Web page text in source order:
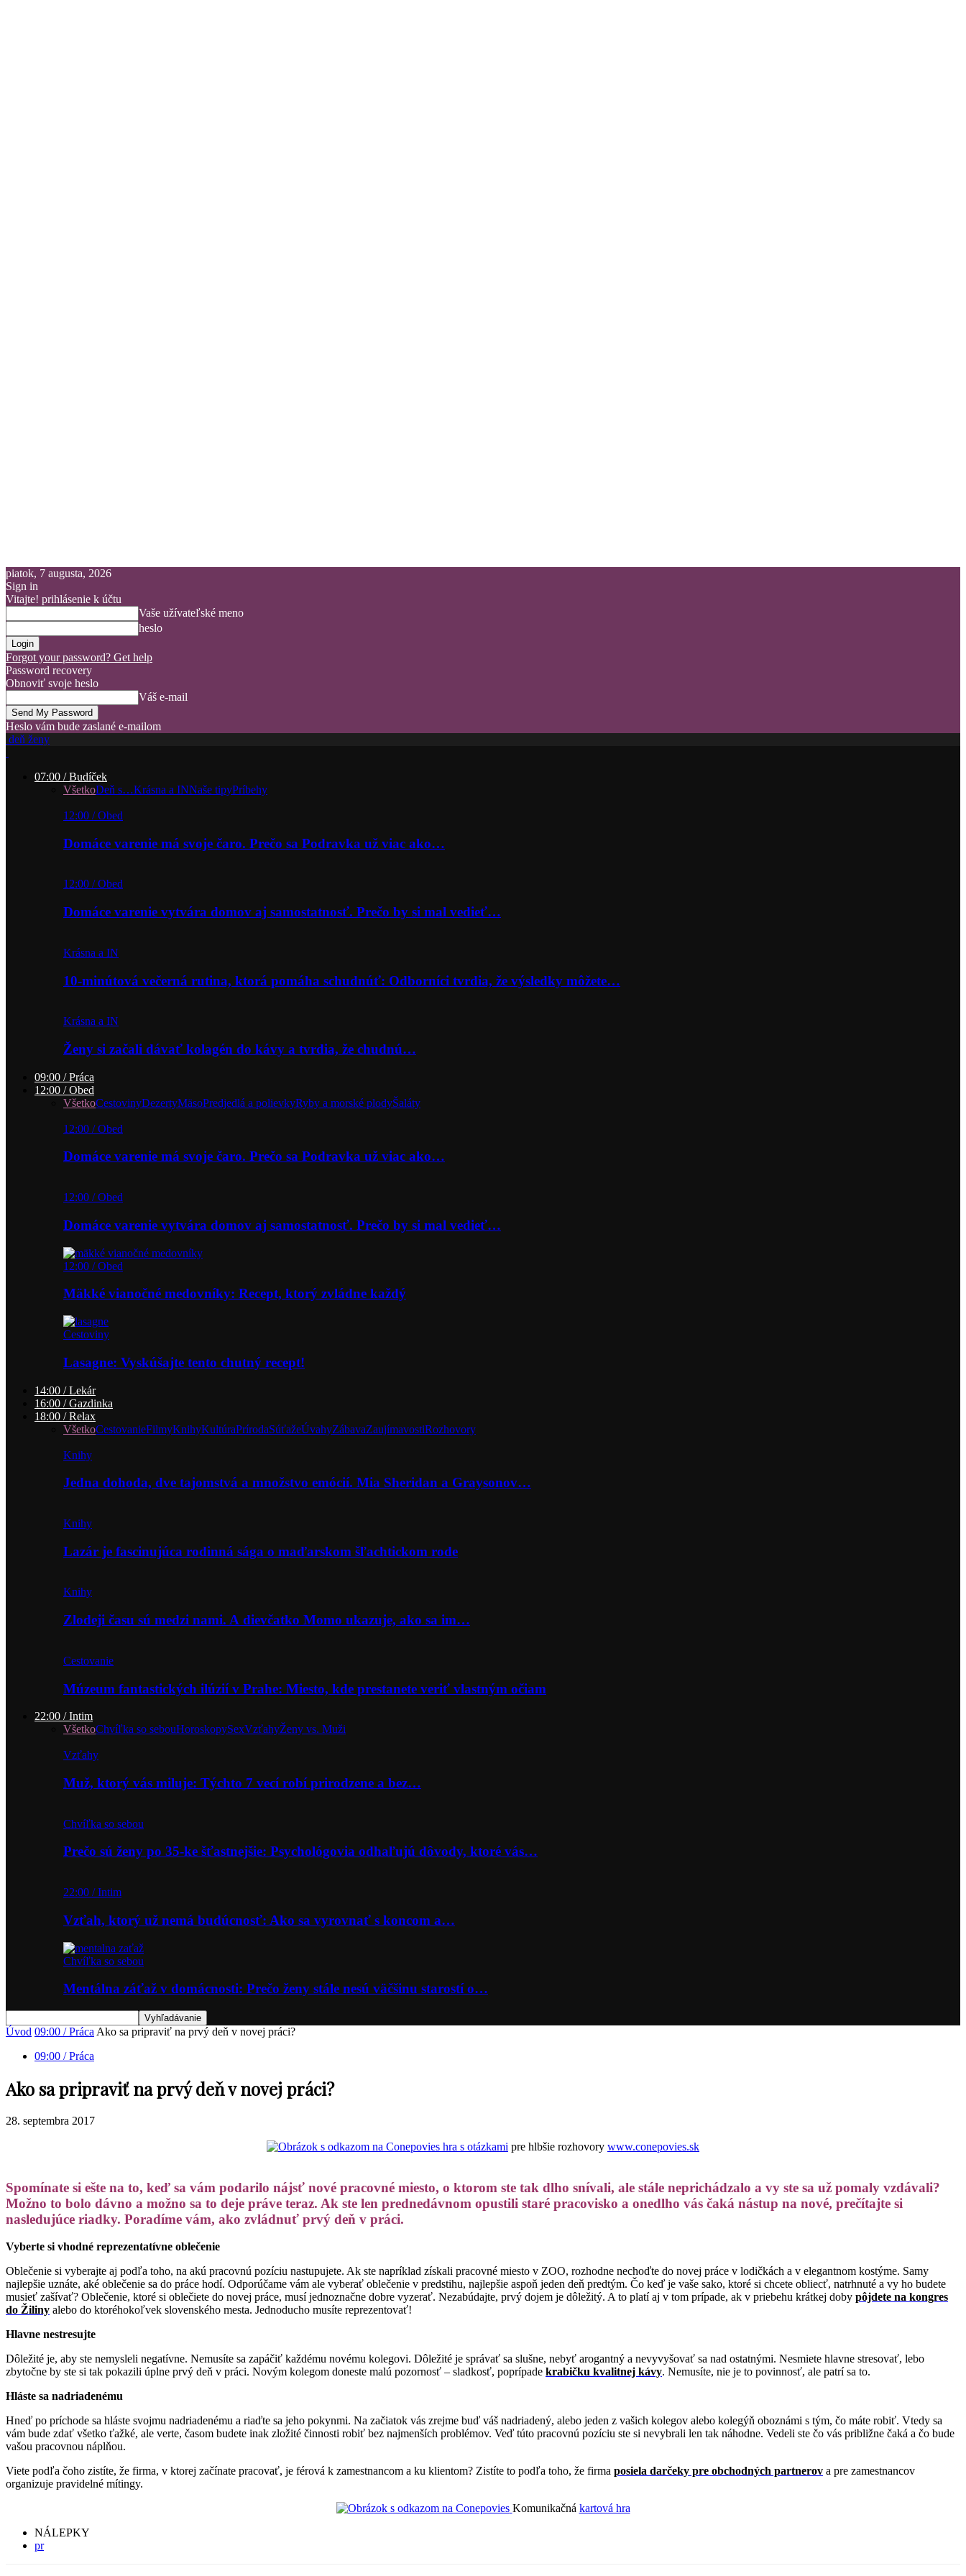
piatok, 7 augusta, 2026
Sign in
Vitajte! prihlásenie k účtu
Vaše užívateľské meno
heslo
Forgot your password? Get help
Password recovery
Obnoviť svoje heslo
Váš e-mail
Heslo vám bude zaslané e-mailom
deň ženy
07:00 / Budíček
VšetkoDeň s…Krásna a INNaše tipyPríbehy
12:00 / Obed
Domáce varenie má svoje čaro. Prečo sa Podravka už viac ako…
12:00 / Obed
Domáce varenie vytvára domov aj samostatnosť. Prečo by si mal vedieť…
Krásna a IN
10-minútová večerná rutina, ktorá pomáha schudnúť: Odborníci tvrdia, že výsledky môžete…
Krásna a IN
Ženy si začali dávať kolagén do kávy a tvrdia, že chudnú…
09:00 / Práca
12:00 / Obed
VšetkoCestovinyDezertyMäsoPredjedlá a polievkyRyby a morské plodyŠaláty
12:00 / Obed
Domáce varenie má svoje čaro. Prečo sa Podravka už viac ako…
12:00 / Obed
Domáce varenie vytvára domov aj samostatnosť. Prečo by si mal vedieť…
12:00 / Obed
Mäkké vianočné medovníky: Recept, ktorý zvládne každý
Cestoviny
Lasagne: Vyskúšajte tento chutný recept!
14:00 / Lekár
16:00 / Gazdinka
18:00 / Relax
VšetkoCestovanieFilmyKnihyKultúraPrírodaSúťažeÚvahyZábavaZaujímavostiRozhovory
Knihy
Jedna dohoda, dve tajomstvá a množstvo emócií. Mia Sheridan a Graysonov…
Knihy
Lazár je fascinujúca rodinná sága o maďarskom šľachtickom rode
Knihy
Zlodeji času sú medzi nami. A dievčatko Momo ukazuje, ako sa im…
Cestovanie
Múzeum fantastických ilúzií v Prahe: Miesto, kde prestanete veriť vlastným očiam
22:00 / Intim
VšetkoChvíľka so sebouHoroskopySexVzťahyŽeny vs. Muži
Vzťahy
Muž, ktorý vás miluje: Týchto 7 vecí robí prirodzene a bez…
Chvíľka so sebou
Prečo sú ženy po 35-ke šťastnejšie: Psychológovia odhaľujú dôvody, ktoré vás…
22:00 / Intim
Vzťah, ktorý už nemá budúcnosť: Ako sa vyrovnať s koncom a…
Chvíľka so sebou
Mentálna záťaž v domácnosti: Prečo ženy stále nesú väčšinu starostí o…
Úvod 09:00 / Práca Ako sa pripraviť na prvý deň v novej práci?
09:00 / Práca
Ako sa pripraviť na prvý deň v novej práci?
28. septembra 2017
hra s otázkami pre hlbšie rozhovory www.conepovies.sk
Spomínate si ešte na to, keď sa vám podarilo nájsť nové pracovné miesto, o ktorom ste tak dlho snívali, ale stále neprichádzalo a vy ste sa už pomaly vzdávali?
Možno to bolo dávno a možno sa to deje práve teraz. Ak ste len prednedávnom opustili staré pracovisko a onedlho vás čaká nástup na nové, prečítajte si
nasledujúce riadky. Poradíme vám, ako zvládnuť prvý deň v práci.
Vyberte si vhodné reprezentatívne oblečenie
Oblečenie si vyberajte aj podľa toho, na akú pracovnú pozíciu nastupujete. Ak ste napríklad získali pracovné miesto v ZOO, rozhodne nechoďte do novej práce v lodičkách a v elegantnom kostýme. Samy
najlepšie uznáte, aké oblečenie sa do práce hodí. Odporúčame vám ale vyberať oblečenie v predstihu, najlepšie aspoň jeden deň predtým. Čo keď je vaše sako, ktoré si chcete obliecť, natrhnuté a vy ho budete
musieť zašívať? Oblečenie, ktoré si oblečiete do novej práce, musí jednoznačne dobre vyzerať. Nezabúdajte, prvý dojem je dôležitý. A to platí aj v tom prípade, ak v priebehu krátkej doby pôjdete na kongres
do Žiliny alebo do ktoréhokoľvek slovenského mesta. Jednoducho musíte reprezentovať!
Hlavne nestresujte
Dôležité je, aby ste nemysleli negatívne. Nemusíte sa zapáčiť každému novému kolegovi. Dôležité je správať sa slušne, nebyť arogantný a nevyvyšovať sa nad ostatnými. Nesmiete hlavne stresovať, lebo
zbytočne by ste si tak pokazili úplne prvý deň v práci. Novým kolegom doneste malú pozornosť – sladkosť, poprípade krabičku kvalitnej kávy. Nemusíte, nie je to povinnosť, ale patrí sa to.
Hláste sa nadriadenému
Hneď po príchode sa hláste svojmu nadriadenému a riaďte sa jeho pokynmi. Na začiatok vás zrejme buď váš nadriadený, alebo jeden z vašich kolegov alebo kolegýň oboznámi s tým, čo máte robiť. Vtedy sa
vám bude zdať všetko ťažké, ale verte, časom budete inak zložité činnosti robiť bez najmenších problémov. Veď túto pracovnú pozíciu ste si nevybrali len tak náhodne. Vedeli ste čo vás približne čaká a čo bude
vašou pracovnou náplňou.
Viete podľa čoho zistíte, že firma, v ktorej začínate pracovať, je férová k zamestnancom a ku klientom? Zistíte to podľa toho, že firma posiela darčeky pre obchodných partnerov a pre zamestnancov
organizuje pravidelné mítingy.
Komunikačná kartová hra
NÁLEPKY
pr